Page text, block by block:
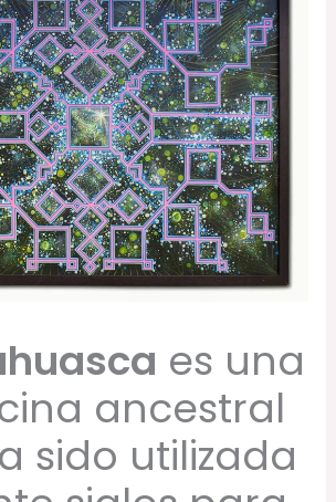
es una
ancestral
sido utilizada